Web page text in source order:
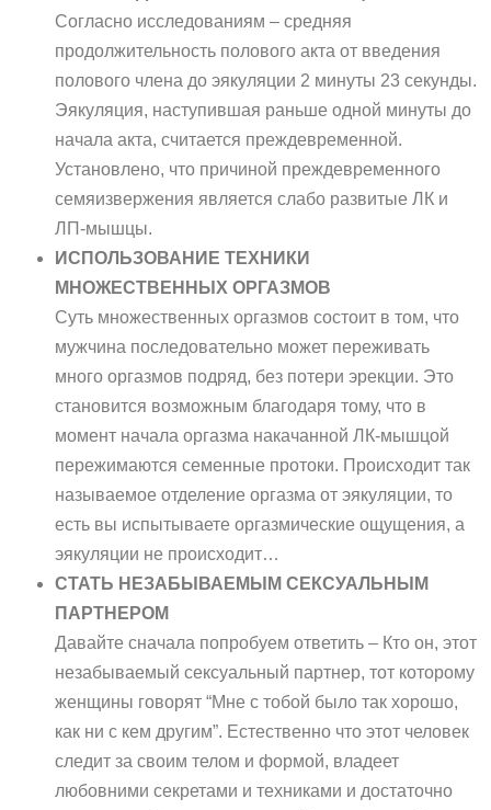
Согласно исследованиям – средняя
продолжительность полового акта от введения
полового члена до эякуляции 2 минуты 23 секунды.
Эякуляция, наступившая раньше одной минуты до
начала акта, считается преждевременной.
Установлено, что причиной преждевременного
семяизвержения является слабо развитые ЛК и
ЛП-мышцы.
ИСПОЛЬЗОВАНИЕ ТЕХНИКИ
МНОЖЕСТВЕННЫХ ОРГАЗМОВ
Суть множественных оргазмов состоит в том, что
мужчина последовательно может переживать
много оргазмов подряд, без потери эрекции. Это
становится возможным благодаря тому, что в
момент начала оргазма накачанной ЛК-мышцой
пережимаются семенные протоки. Происходит так
называемое отделение оргазма от эякуляции, то
есть вы испытываете оргазмические ощущения, а
эякуляции не происходит…
СТАТЬ НЕЗАБЫВАЕМЫМ СЕКСУАЛЬНЫМ
ПАРТНЕРОМ
Давайте сначала попробуем ответить – Кто он, этот
незабываемый сексуальный партнер, тот которому
женщины говорят “Мне с тобой было так хорошо,
как ни с кем другим”. Естественно что этот человек
следит за своим телом и формой, владеет
любовними секретами и техниками и достаточно